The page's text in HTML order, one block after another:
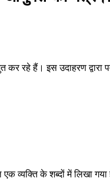
रहे हैं। इस उदाहरण द्वारा
व्यक्ति के शब्दों में लिखा गया